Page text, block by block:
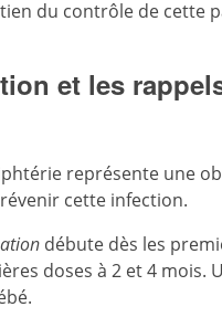
du contrôle de cette
et les
représente une
cette infection.
débute dès les
doses à 2 et 4 mois.